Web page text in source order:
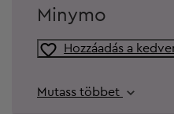
Minymo
Hozzáadás a
Mutass többet